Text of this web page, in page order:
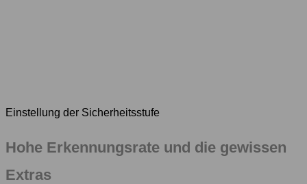
Einstellung der Sicherheitsstufe
Hohe Erkennungsrate und die gewissen
Extras